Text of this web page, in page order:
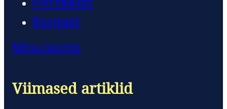
Portaalist
Kontakt
Minu konto
Viimased artiklid